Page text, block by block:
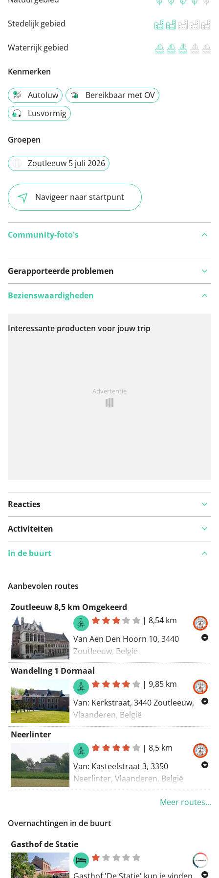
Stedelijk gebied
Waterrijk gebied
Kenmerken
Autoluw
Bereikbaar met OV
Lusvormig
Groepen
Zoutleeuw 5 juli 2026
Navigeer naar startpunt
Community-foto's
Gerapporteerde problemen
Bekijk op kaart
Bezienswaardigheden
Interessante producten voor jouw trip
Advertentie
Reacties
Activiteiten
In de buurt
Aanbevolen routes
Zoutleeuw 8,5 km Omgekeerd
|8,54 km
Van Aen Den Hoorn 10, 3440
Zoutleeuw, België
Naar Aen Den Hoorn 10, 3440
Zoutleeuw, België
Routering Wandel - mooiste,
Manueel
Wandeling 1 Dormaal
|9,85 km
Van: Kerkstraat, 3440 Zoutleeuw,
Vlaanderen, België
Naar: Kerkstraat, 3440 Zoutleeuw,
Routering: Wandel - mooiste
Neerlinter
|8,5 km
Van: Kasteelstraat 3, 3350
Neerlinter, Vlaanderen, België
Naar: Kasteelstraat 3, 3350
Neerlinter, Vlaanderen, België
Routering: Wandel - mooiste
Meer routes...
Overnachtingen in de buurt
Gasthof de Statie